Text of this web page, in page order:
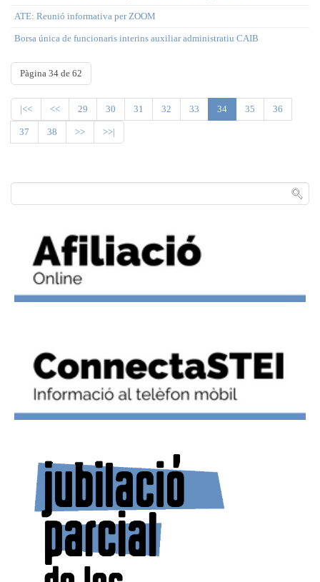
ATE: Reunió informativa per ZOOM
Borsa única de funcionaris interins auxiliar administratiu CAIB
Pàgina 34 de 62
|<< << 29 30 31 32 33 34 35 36
37 38 >> >>|